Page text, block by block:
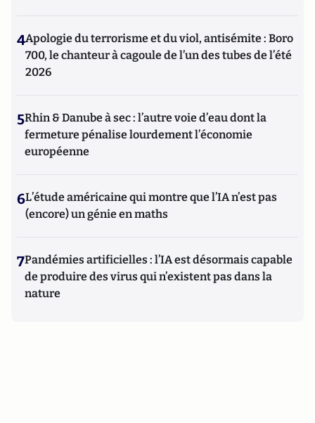
4Apologie du terrorisme et du viol, antisémite : Boro
700, le chanteur à cagoule de l’un des tubes de l’été
2026
5Rhin & Danube à sec : l’autre voie d’eau dont la
fermeture pénalise lourdement l’économie
européenne
6L’étude américaine qui montre que l’IA n’est pas
(encore) un génie en maths
7Pandémies artificielles : l’IA est désormais capable
de produire des virus qui n’existent pas dans la
nature